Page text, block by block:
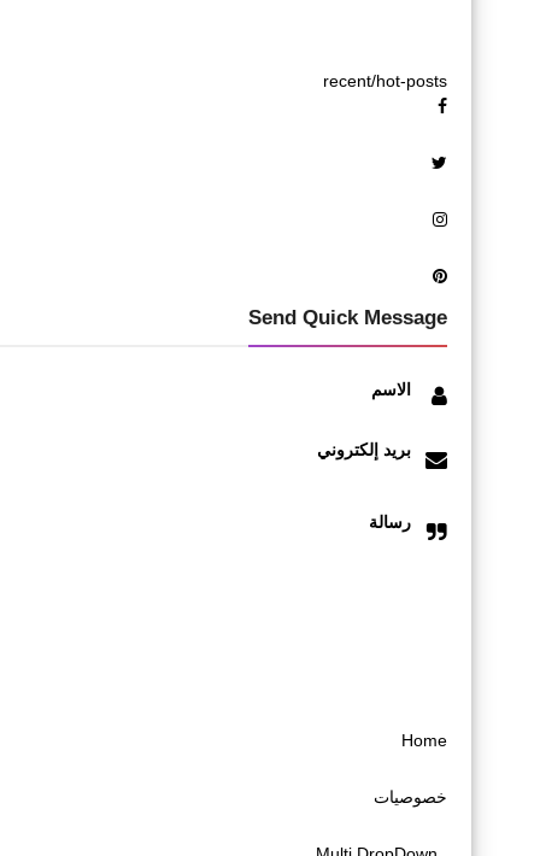
recent/hot-posts
Send Quick Message
الاسم
بريد إلكتروني
رسالة
Home
خصوصیات